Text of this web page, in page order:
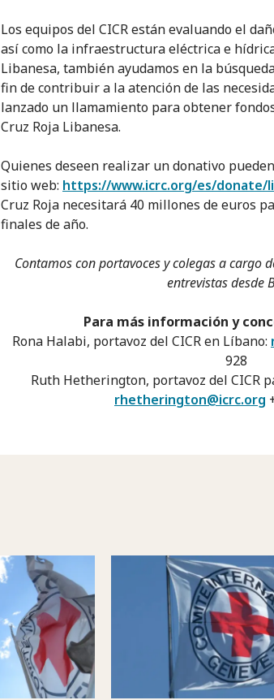
Los equipos del CICR están evaluando el
así como la infraestructura eléctrica e
Libanesa, también ayudamos en la
fin de contribuir a la atención de las
lanzado un llamamiento para obtener
Cruz Roja Libanesa.
Quienes deseen realizar un donativo
sitio web: https://www.icrc.org/es/donate/
Cruz Roja necesitará 40 millones de euros
finales de año.
Contamos con portavoces y colegas a cargo
entrevistas desde
Para más información y
Rona Halabi, portavoz del CICR en Líbano:
928
Ruth Hetherington, portavoz del CICR
rhetherington@icrc.org